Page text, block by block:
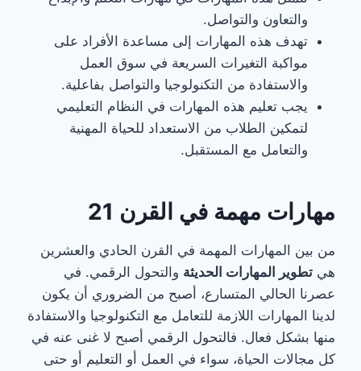
والتعاون والتواصل.
تهدف هذه المهارات إلى مساعدة الأفراد على
مواكبة التغيرات السريعة في سوق العمل
والاستفادة من التكنولوجيا والتواصل بفاعلية.
يجب تعليم هذه المهارات في النظام التعليمي
لتمكين الطلاب من الاستعداد للحياة المهنية
والتعامل مع المستقبل.
مهارات مهمة في القرن 21
من بين المهارات المهمة في القرن الحادي والعشرين
هي تطوير المهارات الحديثة والتحول الرقمي. في
عصرنا الحالي المتسارع، أصبح من الضروري أن يكون
لدينا المهارات اللازمة للتعامل مع التكنولوجيا والاستفادة
منها بشكل فعال. فالتحول الرقمي أصبح لا غنى عنه في
كل مجالات الحياة، سواء في العمل أو التعليم أو حتى